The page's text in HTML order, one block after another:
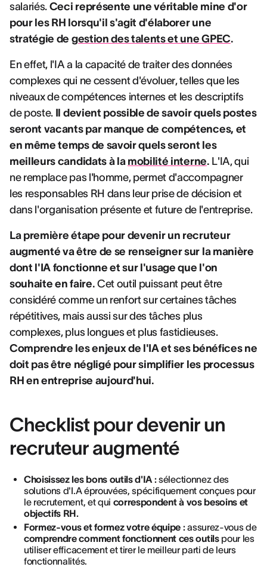
salariés. Ceci représente une véritable mine d'or
pour les RH lorsqu'il s'agit d'élaborer une
stratégie de gestion des talents et une GPEC.
En effet, l'IA a la capacité de traiter des données
complexes qui ne cessent d'évoluer, telles que les
niveaux de compétences internes et les descriptifs
de poste. Il devient possible de savoir quels postes
seront vacants par manque de compétences, et
en même temps de savoir quels seront les
meilleurs candidats à la mobilité interne. L'IA, qui
ne remplace pas l'homme, permet d'accompagner
les responsables RH dans leur prise de décision et
dans l'organisation présente et future de l'entreprise.
La première étape pour devenir un recruteur
augmenté va être de se renseigner sur la manière
dont l'IA fonctionne et sur l'usage que l'on
souhaite en faire. Cet outil puissant peut être
considéré comme un renfort sur certaines tâches
répétitives, mais aussi sur des tâches plus
complexes, plus longues et plus fastidieuses.
Comprendre les enjeux de l'IA et ses bénéfices ne
doit pas être négligé pour simplifier les processus
RH en entreprise aujourd'hui.
Checklist pour devenir un
recruteur augmenté
Choisissez les bons outils d'IA :sélectionnez des
solutions d'I.A éprouvées, spécifiquement conçues pour
le recrutement, et qui correspondent à vos besoins et
objectifs RH.
Formez-vous et formez votre équipe :assurez-vous de
comprendre comment fonctionnent ces outilspour les
utiliser efficacement et tirer le meilleur parti de leurs
fonctionnalités.